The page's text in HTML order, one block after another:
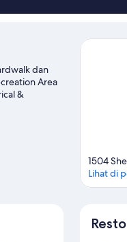
dan
Area
&
1504
Lihat di